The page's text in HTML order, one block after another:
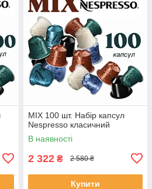
МІХ 100 шт. Набір капсул
Nespresso класичний
В наявності
2 322 ₴ 2 580 ₴
Купити